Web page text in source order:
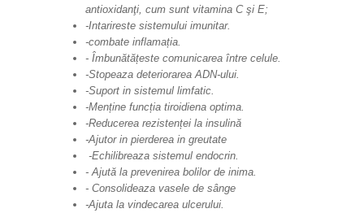
antioxidanţi, cum sunt vitamina C şi E;
-Intarireste sistemului imunitar.
-combate inflamația.
- Îmbunătățeste comunicarea între celule.
-Stopeaza deteriorarea ADN-ului.
-Suport in sistemul limfatic.
-Menține funcția tiroidiena optima.
-Reducerea rezistenței la insulină
-Ajutor in pierderea in greutate
-Echilibreaza sistemul endocrin.
- Ajută la prevenirea bolilor de inima.
- Consolideaza vasele de sânge
-Ajuta la vindecarea ulcerului.